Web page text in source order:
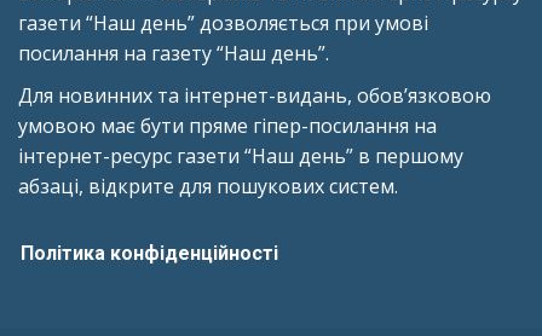
газети “Наш день” дозволяється при умові
посилання на газету “Наш день”.
Для новинних та інтернет-видань, обов’язковою
умовою має бути пряме гіпер-посилання на
інтернет-ресурс газети “Наш день” в першому
абзаці, відкрите для пошукових систем.
Політика конфіденційності